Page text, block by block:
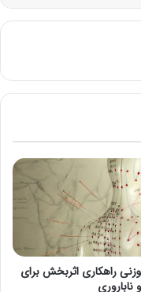
راهکاری اثربخش برای
ناباروری